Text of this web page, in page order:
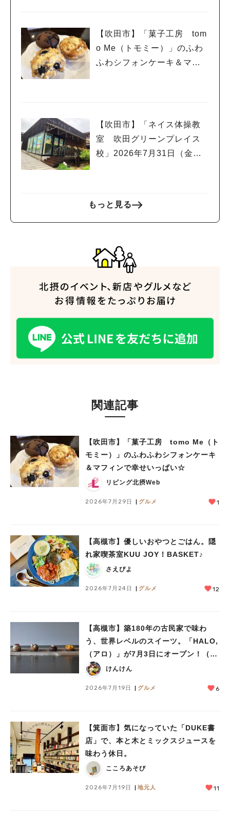
【吹田市】「菓子工房 tom
o Me（トモミー）」のふわ
ふわシフォンケーキ＆マフ
【吹田市】「ネイス体操教
室 吹田グリーンプレイス
校」2026年7月31日（金）
もっと見る
関連記事
【吹田市】「菓子工房 tomo Me（ト
モミー）」のふわふわシフォンケーキ
＆マフィンで幸せいっぱい☆
リビング北摂Web
2026年7月29日 グルメ 1
【高槻市】優しいおやつとごはん。隠
れ家喫茶室KUU JOY！BASKET♪
さえぴよ
2026年7月24日 グルメ 12
【高槻市】築180年の古民家で味わ
う、世界レベルのスイーツ。「HALO,
（アロ）」が7月3日にオープン！（教
えたい/教えて）
けんけん
2026年7月19日 グルメ 6
【箕面市】気になっていた「DUKE書
店」で、本と木とミックスジュースを
味わう休日。
こころあそび
2026年7月19日 地元人 11
人気のキーワード
#今週どこいく？